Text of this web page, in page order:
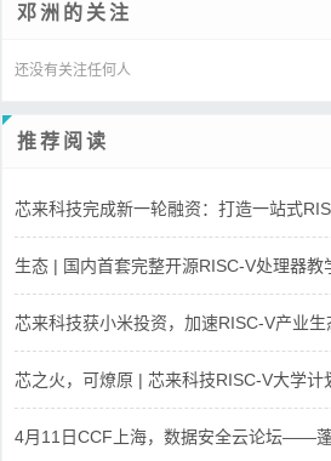
邓洲的关注
还没有关注任何人
推荐阅读
芯来科技完成新一轮融资：打造一站式
生态 | 国内首套完整开源RISC-V处理器教
芯来科技获小米投资，加速RISC-V产业生
芯之火，可燎原 | 芯来科技RISC-V大学计
4月11日CCF上海，数据安全云论坛——蓬